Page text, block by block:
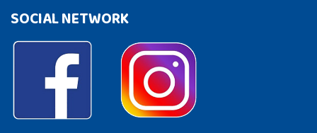
SOCIAL NETWORK